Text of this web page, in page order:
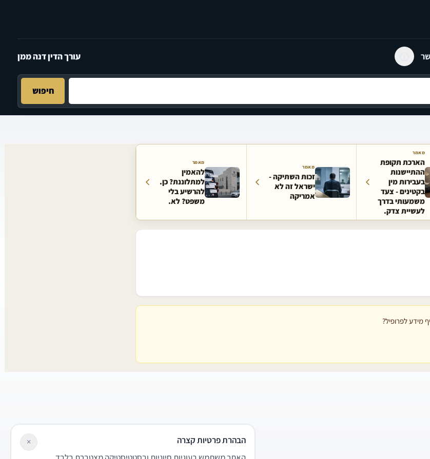
עורך הדין דנה ממן
חיפוש
מאמר
הארכת תקופת
ההתיישנות
בעבירות מין
בקטינים - צעד
משמעותי בדרך
לעשיית צדק.
מאמר
זכות השתיקה -
ישראל זה לא
אמריקה
מאמר
להאמין
למתלוננת? כן.
להרשיע בלי
משפט? לא.
מידע לפרופיל?
הבהרת פרטיות קצרה
×